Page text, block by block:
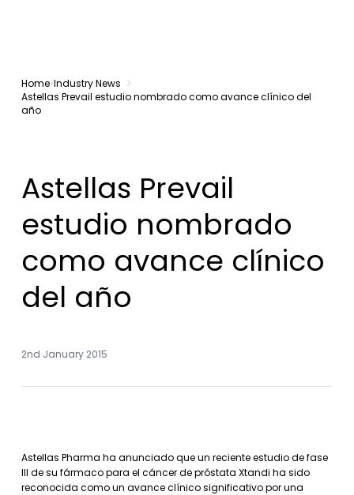
Home Industry News
Astellas Prevail estudio nombrado como avance clínico del
año
Astellas Prevail
estudio nombrado
como avance clínico
del año
2nd January 2015
Astellas Pharma ha anunciado que un reciente estudio de fase
III de su fármaco para el cáncer de próstata Xtandi ha sido
reconocida como un avance clínico significativo por una